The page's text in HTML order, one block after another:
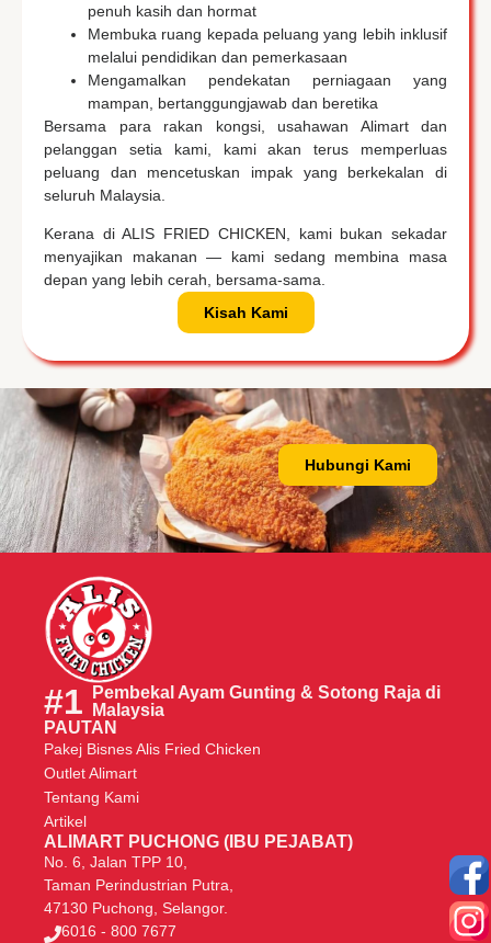
penuh kasih dan hormat
Membuka ruang kepada peluang yang lebih inklusif
melalui pendidikan dan pemerkasaan
Mengamalkan pendekatan perniagaan yang
mampan, bertanggungjawab dan beretika
Bersama para rakan kongsi, usahawan Alimart dan
pelanggan setia kami, kami akan terus memperluas
peluang dan mencetuskan impak yang berkekalan di
seluruh Malaysia.
Kerana di ALIS FRIED CHICKEN, kami bukan sekadar
menyajikan makanan — kami sedang membina masa
depan yang lebih cerah, bersama-sama.
Kisah Kami
Hubungi Kami
#1
Pembekal Ayam Gunting & Sotong Raja di
Malaysia
PAUTAN
Pakej Bisnes Alis Fried Chicken
Outlet Alimart
Tentang Kami
Artikel
ALIMART PUCHONG (IBU PEJABAT)
No. 6, Jalan TPP 10,
Taman Perindustrian Putra,
47130 Puchong, Selangor.
6016 - 800 7677